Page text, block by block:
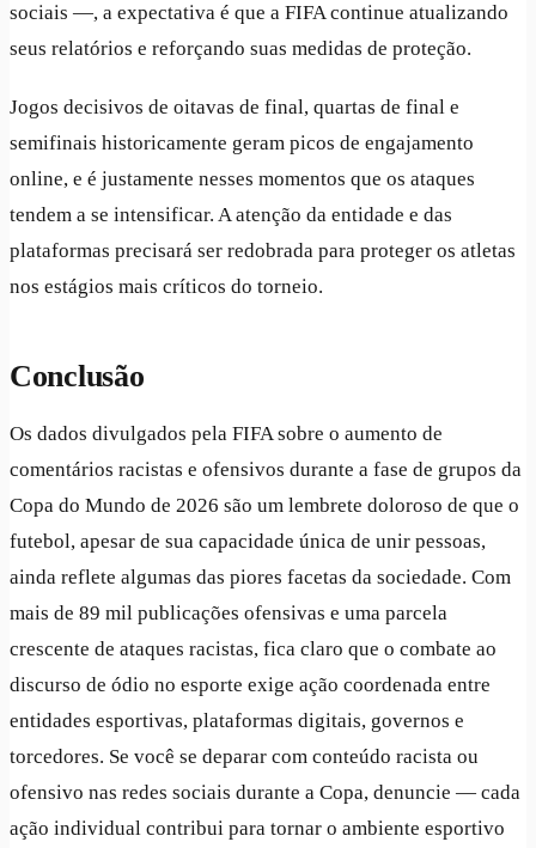
sociais —, a expectativa é que a FIFA continue atualizando
seus relatórios e reforçando suas medidas de proteção.
Jogos decisivos de oitavas de final, quartas de final e
semifinais historicamente geram picos de engajamento
online, e é justamente nesses momentos que os ataques
tendem a se intensificar. A atenção da entidade e das
plataformas precisará ser redobrada para proteger os atletas
nos estágios mais críticos do torneio.
Conclusão
Os dados divulgados pela FIFA sobre o aumento de
comentários racistas e ofensivos durante a fase de grupos da
Copa do Mundo de 2026 são um lembrete doloroso de que o
futebol, apesar de sua capacidade única de unir pessoas,
ainda reflete algumas das piores facetas da sociedade. Com
mais de 89 mil publicações ofensivas e uma parcela
crescente de ataques racistas, fica claro que o combate ao
discurso de ódio no esporte exige ação coordenada entre
entidades esportivas, plataformas digitais, governos e
torcedores. Se você se deparar com conteúdo racista ou
ofensivo nas redes sociais durante a Copa, denuncie — cada
ação individual contribui para tornar o ambiente esportivo